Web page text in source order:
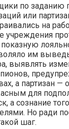
по заданию
или
на
учреждения
им
выявлять
а партизан —
для
а сознание
Но ради
шаг.